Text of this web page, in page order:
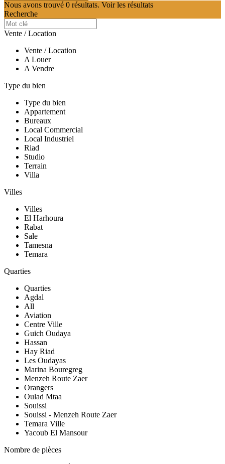
Nous avons trouvé 0 résultats. Voir les résultats
Recherche
Vente / Location
Vente / Location
A Louer
A Vendre
Type du bien
Type du bien
Appartement
Bureaux
Local Commercial
Local Industriel
Riad
Studio
Terrain
Villa
Villes
Villes
El Harhoura
Rabat
Sale
Tamesna
Temara
Quarties
Quarties
Agdal
All
Aviation
Centre Ville
Guich Oudaya
Hassan
Hay Riad
Les Oudayas
Marina Bouregreg
Menzeh Route Zaer
Orangers
Oulad Mtaa
Souissi
Souissi - Menzeh Route Zaer
Temara Ville
Yacoub El Mansour
Nombre de pièces